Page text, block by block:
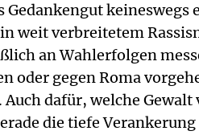
Gedankengut
weit verbreitetem
an Wahlerfolgen
oder gegen Roma
dafür, welche
die tiefe